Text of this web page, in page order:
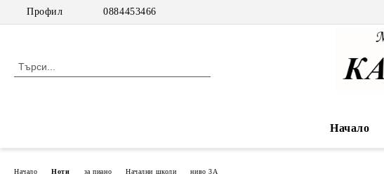
Профил 0884453466
Начало
Начало Ноти за пиано Начални школи ниво 3А